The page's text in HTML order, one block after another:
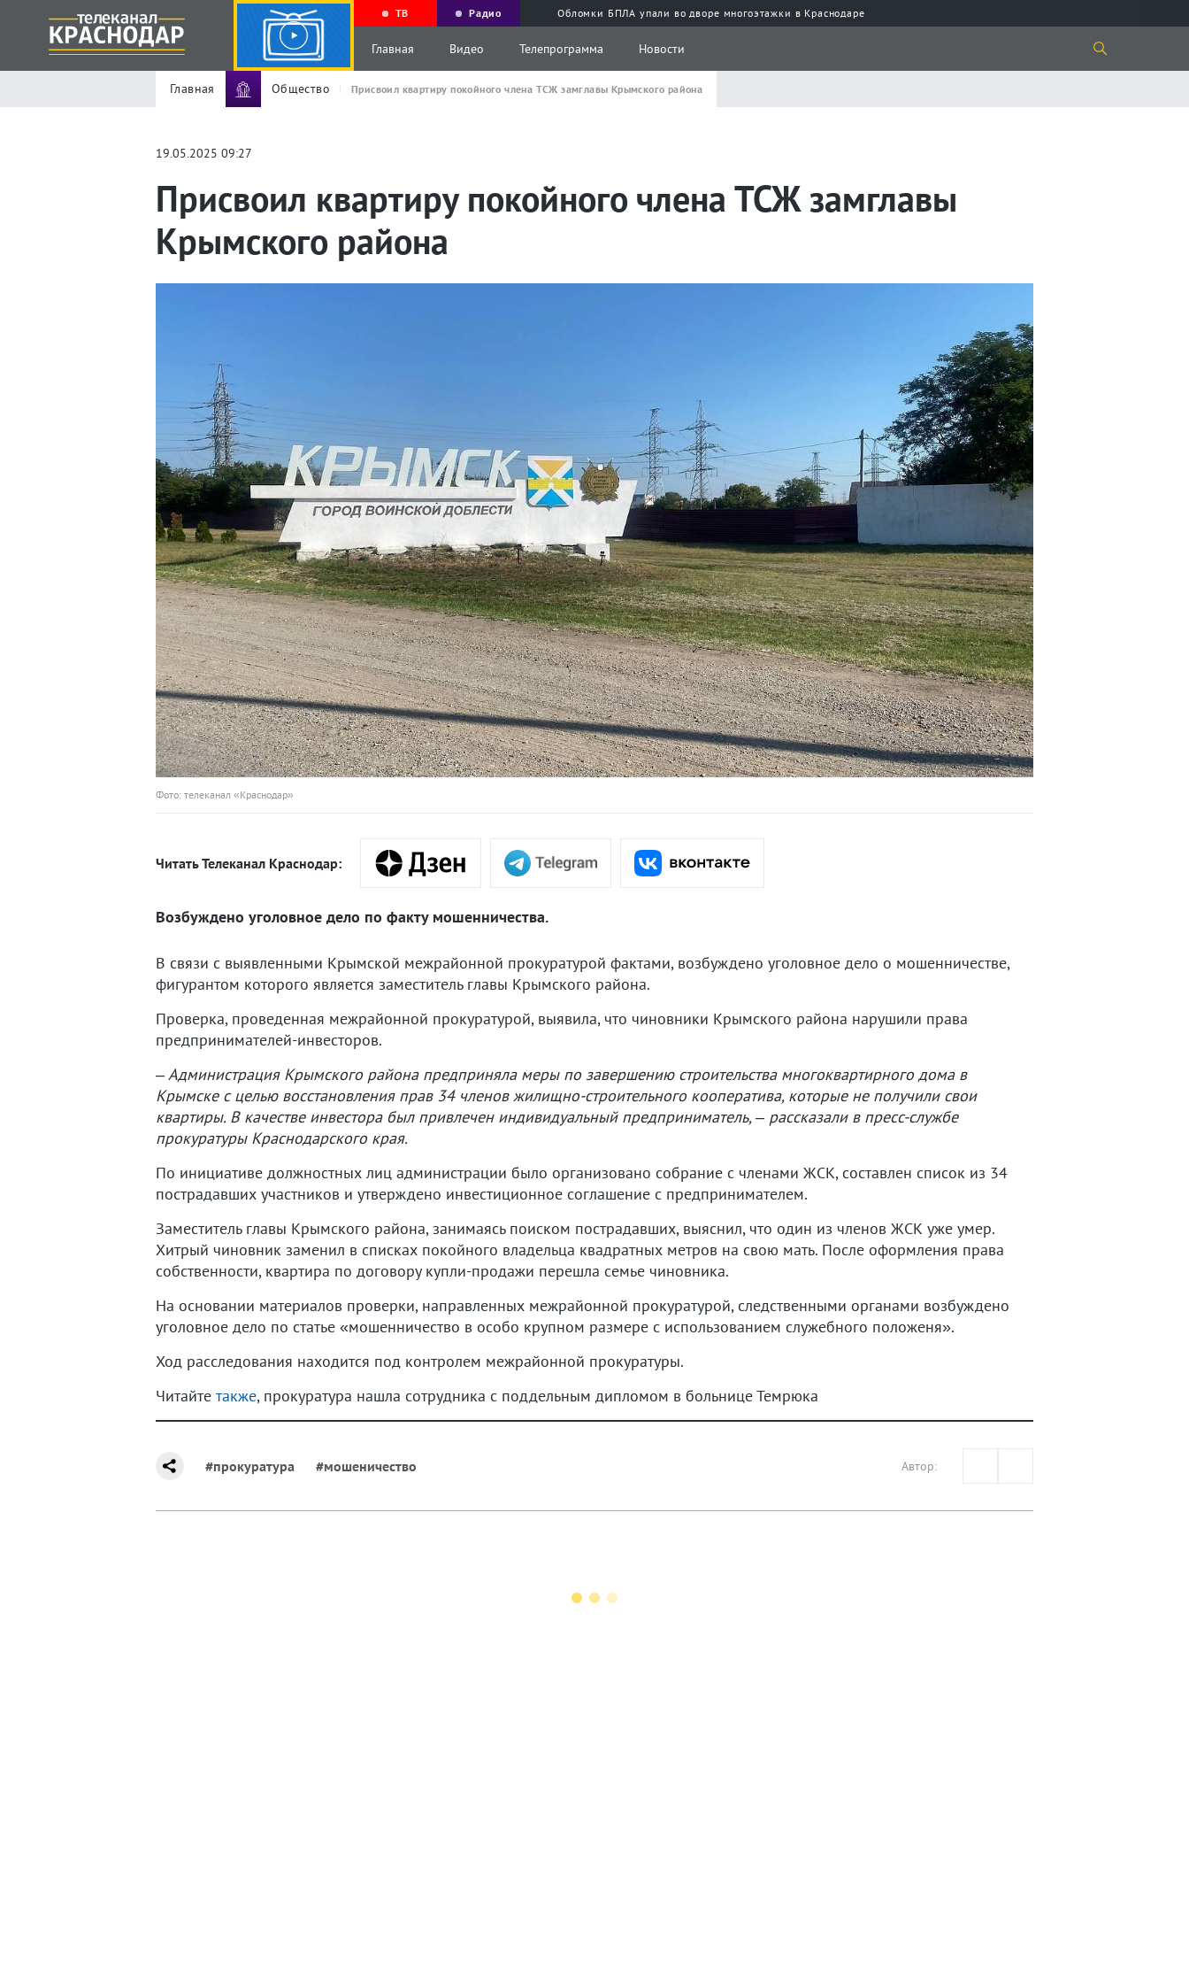
ТВ Радио Обломки БПЛА упали во дворе многоэтажки в Краснодаре
Главная Видео Телепрограмма Новости
Главная Общество Присвоил квартиру покойного члена ТСЖ замглавы Крымского района
19.05.2025 09:27
Присвоил квартиру покойного члена ТСЖ замглавы
Крымского района
Фото: телеканал «Краснодар»
Читать Телеканал Краснодар:
Возбуждено уголовное дело по факту мошенничества.
В связи с выявленными Крымской межрайонной прокуратурой фактами, возбуждено уголовное дело о мошенничестве,
фигурантом которого является заместитель главы Крымского района.
Проверка, проведенная межрайонной прокуратурой, выявила, что чиновники Крымского района нарушили права
предпринимателей-инвесторов.
– Администрация Крымского района предприняла меры по завершению строительства многоквартирного дома в
Крымске с целью восстановления прав 34 членов жилищно-строительного кооператива, которые не получили свои
квартиры. В качестве инвестора был привлечен индивидуальный предприниматель, – рассказали в пресс-службе
прокуратуры Краснодарского края.
По инициативе должностных лиц администрации было организовано собрание с членами ЖСК, составлен список из 34
пострадавших участников и утверждено инвестиционное соглашение с предпринимателем.
Заместитель главы Крымского района, занимаясь поиском пострадавших, выяснил, что один из членов ЖСК уже умер.
Хитрый чиновник заменил в списках покойного владельца квадратных метров на свою мать. После оформления права
собственности, квартира по договору купли-продажи перешла семье чиновника.
На основании материалов проверки, направленных межрайонной прокуратурой, следственными органами возбуждено
уголовное дело по статье «мошенничество в особо крупном размере с использованием служебного положеня».
Ход расследования находится под контролем межрайонной прокуратуры.
Читайте также, прокуратура нашла сотрудника с поддельным дипломом в больнице Темрюка
#прокуратура #мошеничество Автор: